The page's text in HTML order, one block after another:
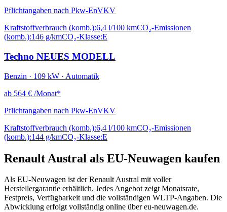
Pflichtangaben nach Pkw-EnVKV
Kraftstoffverbrauch (komb.):6,4 l/100 kmCO₂-Emissionen
(komb.):146 g/kmCO₂-Klasse:E
Techno NEUES MODELL
Benzin · 109 kW · Automatik
ab 564 € /Monat*
Pflichtangaben nach Pkw-EnVKV
Kraftstoffverbrauch (komb.):6,4 l/100 kmCO₂-Emissionen
(komb.):144 g/kmCO₂-Klasse:E
Renault Austral als EU-Neuwagen kaufen
Als EU-Neuwagen ist der Renault Austral mit voller
Herstellergarantie erhältlich. Jedes Angebot zeigt Monatsrate,
Festpreis, Verfügbarkeit und die vollständigen WLTP-Angaben. Die
Abwicklung erfolgt vollständig online über eu-neuwagen.de.